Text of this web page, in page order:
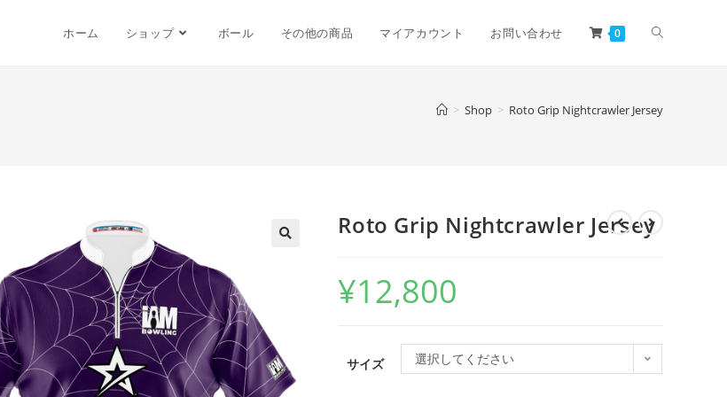
ホーム ショップ ボール その他の商品 マイアカウント お問い合わせ 0
> Shop > Roto Grip Nightcrawler Jersey
Roto Grip Nightcrawler Jersey
¥12,800
サイズ 選択してください